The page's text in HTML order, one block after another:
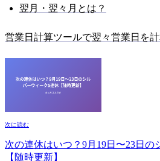
翌月・翌々月とは？
営業日計算ツールで翌々営業日を
次に読む
次の連休はいつ？9月19日〜23日の
【随時更新】